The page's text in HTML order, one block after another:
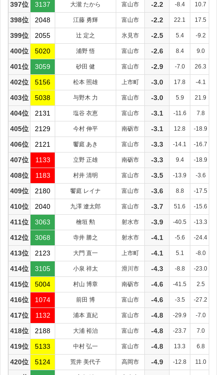
397位 3137 大瀧 たから 富山市 -2.2 -8.4 10.7
398位 2048 江藤 勇輝 富山市 -2.2 22.1 17.5
399位 2055 辻 定之 氷見市 -2.5 5.4 -9.2
400位 5020 浦野 悟 富山市 -2.6 8.4 9.0
401位 3059 砂田 健 富山市 -2.9 -7.0 26.3
402位 5156 松本 照雄 上市町 -3.0 17.8 -4.1
403位 5038 与野木 力 富山市 -3.0 5.9 21.9
404位 2131 塩谷 衣恵 富山市 -3.1 -11.6 7.8
405位 2129 今村 伸平 南砺市 -3.1 12.8 -18.9
406位 2121 饗庭 あき 富山市 -3.3 -14.1 -16.7
407位 1133 立野 正雄 南砺市 -3.3 9.4 -18.9
408位 1183 村井 清明 富山市 -3.5 -13.9 -3.6
409位 2180 饗庭 レイナ 富山市 -3.6 8.8 -17.5
410位 2040 九澤 遼太郎 富山市 -3.7 51.6 -15.6
411位 3063 檜垣 勲 射水市 -3.9 -40.5 -13.3
412位 3068 寺井 勝之 射水市 -4.1 -5.6 -24.4
413位 2123 大門 直一 上市町 -4.1 5.1 -8.0
414位 3105 小泉 祥太 滑川市 -4.3 -8.8 -23.0
415位 5004 村山 博章 南砺市 -4.6 -41.5 2.5
416位 1074 前田 博 富山市 -4.6 -3.5 -27.2
417位 1132 浦本 直紀 富山市 -4.8 -29.9 -7.0
418位 2188 大浦 裕治 富山市 -4.8 -23.7 7.0
419位 5133 中村 弘一 富山市 -4.8 13.3 6.8
420位 5124 荒井 美代子 高岡市 -4.9 -12.8 11.0